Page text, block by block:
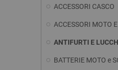
ACCESSORI CASCO
ACCESSORI MOTO
ANTIFURTI E
BATTERIE MOTO e